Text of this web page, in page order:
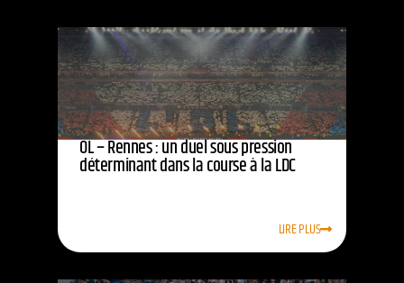
OL – Rennes : un duel sous pression
déterminant dans la course à la LDC
LIRE PLUS